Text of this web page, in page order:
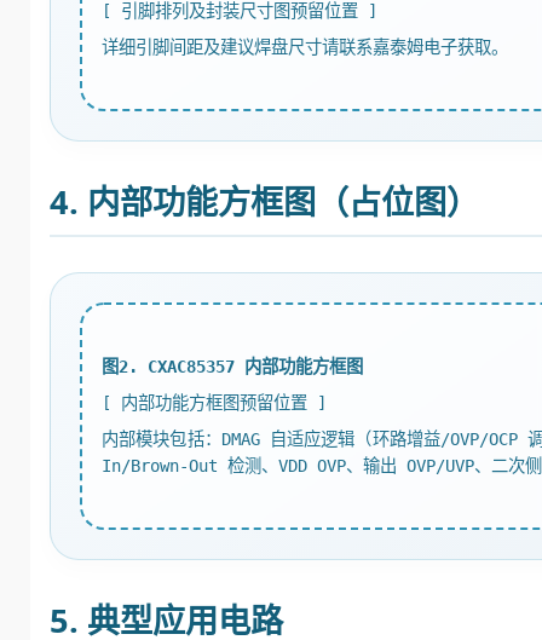
[ 引脚排列及封装尺寸图预留位置 ]
详细引脚间距及建议焊盘尺寸请联系嘉泰姆电子获取。
4. 内部功能方框图（占位图）
图2. CXAC85357 内部功能方框图
[ 内部功能方框图预留位置 ]
内部模块包括：DMAG 自适应逻辑（环路增益/OVP/
In/Brown-Out 检测、VDD OVP、输出 OVP/UVP、二次
5. 典型应用电路